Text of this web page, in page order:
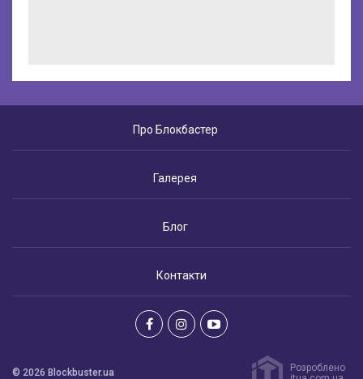
© 2026 Blockbuster.ua
Про Блокбастер
Галерея
Блог
Контакти
Розроблено